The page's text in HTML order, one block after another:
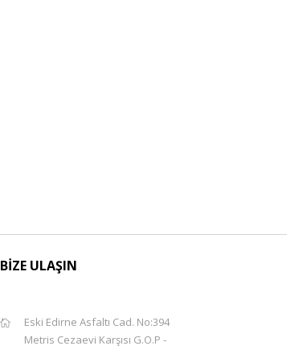
BİZE ULAŞIN
Eski Edirne Asfaltı Cad. No:394
Metris Cezaevi Karşısı G.O.P -